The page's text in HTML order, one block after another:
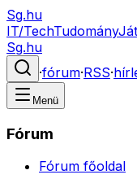
Sg.hu
IT/TechTudomány
Sg.hu
·fórum·RSS·
Menü
Fórum
Fórum főoldal